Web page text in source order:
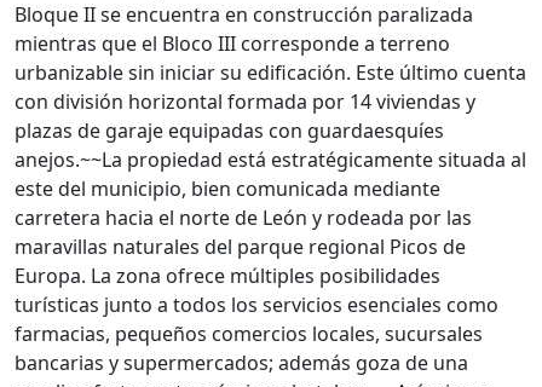
Bloque II se encuentra en construcción paralizada
mientras que el Bloco III corresponde a terreno
urbanizable sin iniciar su edificación. Este último cuenta
con división horizontal formada por 14 viviendas y
plazas de garaje equipadas con guardaesquíes
anejos.~~La propiedad está estratégicamente situada al
este del municipio, bien comunicada mediante
carretera hacia el norte de León y rodeada por las
maravillas naturales del parque regional Picos de
Europa. La zona ofrece múltiples posibilidades
turísticas junto a todos los servicios esenciales como
farmacias, pequeños comercios locales, sucursales
bancarias y supermercados; además goza de una